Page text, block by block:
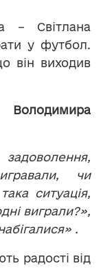
– Світлана
у футбол.
він виходив
чи
ситуація,
виграли?»,
.
радості від